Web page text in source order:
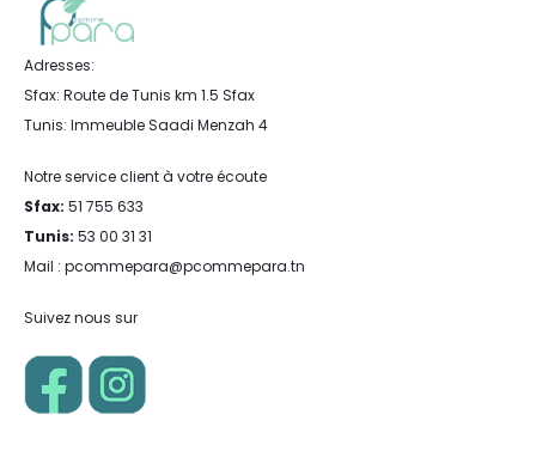
Adresses:
Sfax: Route de Tunis km 1.5 Sfax
Tunis: Immeuble Saadi Menzah 4
Notre service client à votre écoute
Sfax: 51 755 633
Tunis: 53 00 31 31
Mail : pcommepara@pcommepara.tn
Suivez nous sur